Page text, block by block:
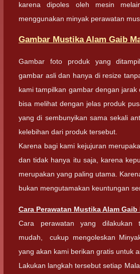
karena dipoles oleh mesin
menggunakan minyak perawatan
Gambar Mustika Alam Gaib
Gambar foto produk yang
gambar asli dan hanya di resize
kami tampilkan gambar dengan jarak
bisa melihat dengan jelas produk
yang di sembunyikan sama sekali
kelebihan dari produk tersebut.
Karena bagi kami kejujuran
dan tidak hanya itu saja, karena
merupakan yang paling utama.
bukan mengutamakan keuntungan
Cara Perawatan Mustika Alam Gaib
Cara perawatan yang dilakukan
mudah, cukup mengoleskan
yang akan kami berikan gratis untuk
Lakukan langkah tersebut setiap